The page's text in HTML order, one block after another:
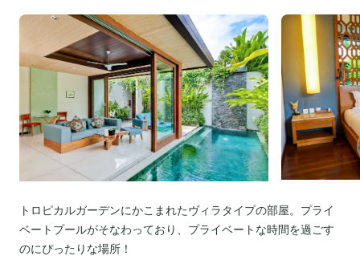
トロピカルガーデンにかこまれたヴィラタイプの部屋。プライ
ベートプールがそなわっており、プライベートな時間を過ごす
のにぴったりな場所！